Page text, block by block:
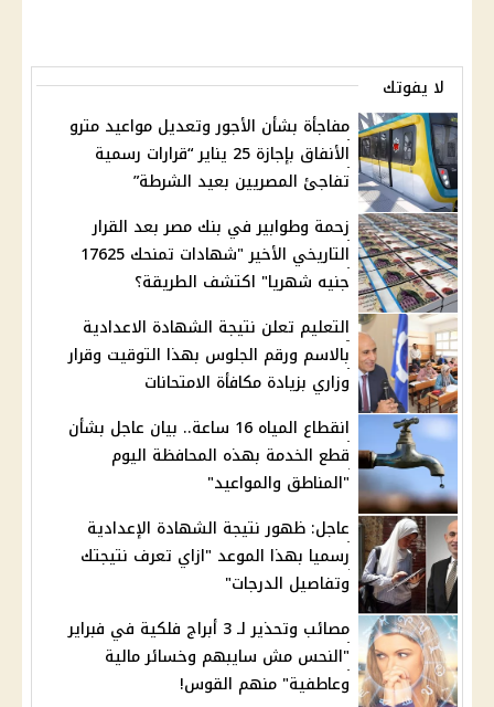
لا يفوتك
مفاجأة بشأن الأجور وتعديل مواعيد مترو
الأنفاق بإجازة 25 يناير “قرارات رسمية
تفاجئ المصريين بعيد الشرطة”
زحمة وطوابير في بنك مصر بعد القرار
التاريخي الأخير "شهادات تمنحك 17625
جنيه شهريا" اكتشف الطريقة؟
التعليم تعلن نتيجة الشهادة الاعدادية
بالاسم ورقم الجلوس بهذا التوقيت وقرار
وزاري بزيادة مكافأة الامتحانات
انقطاع المياه 16 ساعة.. بيان عاجل بشأن
قطع الخدمة بهذه المحافظة اليوم
"المناطق والمواعيد"
عاجل: ظهور نتيجة الشهادة الإعدادية
رسميا بهذا الموعد "ازاي تعرف نتيجتك
وتفاصيل الدرجات"
مصائب وتحذير لـ 3 أبراج فلكية في فبراير
"النحس مش سايبهم وخسائر مالية
وعاطفية" منهم القوس!